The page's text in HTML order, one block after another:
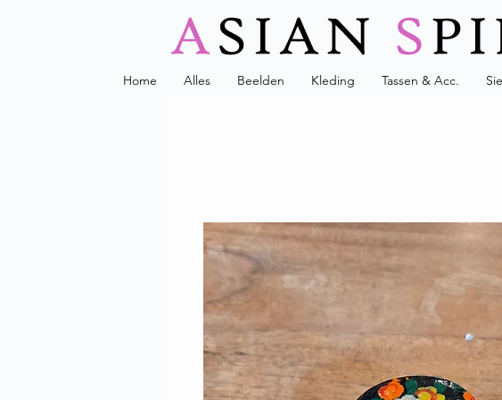
Home Alles Beelden Kleding Tassen & Acc.